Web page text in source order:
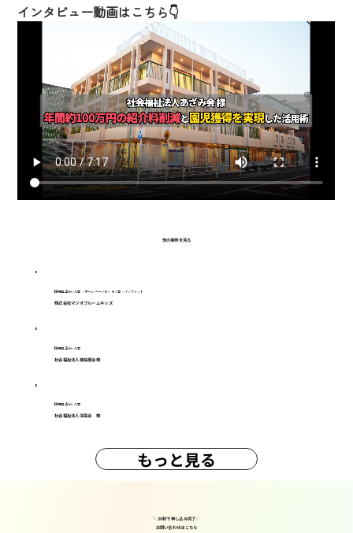
インタビュー動画はこちら👇
他の事例を見る
採用担当らいん君・ホームページらくらく君・パンフレット
株式会社マジオブルームキッズ
採用担当らいん君
社会福祉法人美桜里会様
採用担当らいん君
社会福祉法人深高会 様
もっと見る
＼30秒で申し込み完了／
​お問い合わせはこちら